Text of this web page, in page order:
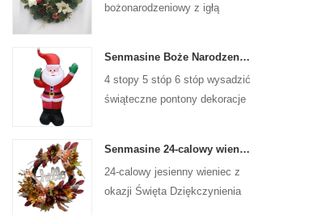
bożonarodzeniowy z igłą
Senmasine Boże Narodzenie Święty Mikołaj Nadmuchiwane Wysadzane Xmas Dmuchane Dekoracje Wakacje Zima Wewnątrz Na Zewnątrz
4 stopy 5 stóp 6 stóp wysadzić
świąteczne pontony dekoracje
święty mikołaj nadmuchiwane
Senmasine 24-calowy wieniec z okazji Święta Dziękczynienia ze znakiem powitalnym Jesienne liście do zbiorów Słonecznik Wzór dyni Kokarda
24-calowy jesienny wieniec z
okazji Święta Dziękczynienia